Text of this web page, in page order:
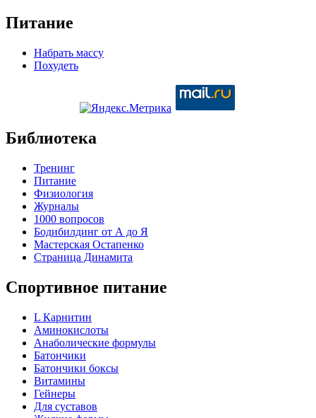
Питание
Набрать массу
Похудеть
Библиотека
Тренинг
Питание
Физиология
Журналы
1000 вопросов
Бодибилдинг от А до Я
Мастерская Остапенко
Страница Динамита
Спортивное питание
L Карнитин
Аминокислоты
Анаболические формулы
Батончики
Батончики боксы
Витамины
Гейнеры
Для суставов